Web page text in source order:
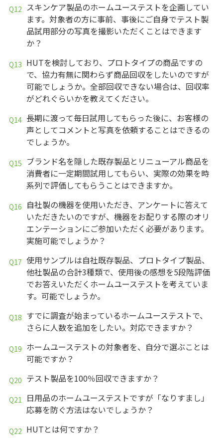
スキンケア製品のホームユーステストを企画してい
ます。対象者の方に事前、事後にご自身でテスト製
品試用部分の写真を撮影いただくことはできます
か？
HUTを検討しており、プロトタイプの商品ですの
で、協力有無に関わらず商品回収をしたいのですが
可能でしょうか。全部回収できない場合は、回収率
がどれぐらいかを教えてください。
長期に渡って毎日試用してもらった後に、お客様の
声としてコメントと写真を依頼することはできるの
でしょうか。
ブランド名を隠した既存製品とリニューアル商品を
消費者に一定期間試用してもらい、実際の効果を時
系列で評価してもらうことはできますか。
自社製の機器を使用いただき、アンケートに答えて
いただきたいのですが、機器をお配りする際のオリ
エンテーションにご参加いただく必要があります。
実施可能でしょうか？
使用サンプルは自社既存製品、プロトタイプ製品、
他社製品の合計3種類で、使用後の感想を5段階評価
でお答えいただくホームユーステストを考えていま
す。可能でしょうか。
すでに調査が始まっているホームユーステストで、
さらに人数を追加をしたい。対応できますか？
ホームユーステストの対象者を、自分で選ぶことは
可能ですか？
テスト製品を100％回収できますか？
日用品のホームユーステストですが「なりすまし」
応募を防ぐ方法はないでしょうか？
HUTとは何ですか？